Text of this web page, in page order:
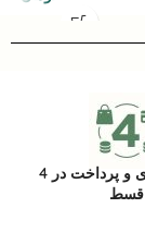
خرید اعتباری و پرداخت در 4
قسط